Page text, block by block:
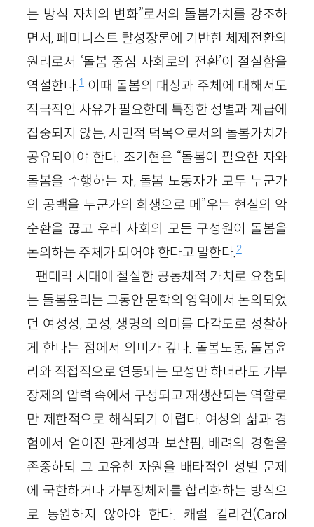
는 방식 자체의 변화”로서의 돌봄가치를 강조하
면서, 페미니스트 탈성장론에 기반한 체제전환의
원리로서 ‘돌봄 중심 사회로의 전환’이 절실함을
역설한다.1이때 돌봄의 대상과 주체에 대해서도
적극적인 사유가 필요한데 특정한 성별과 계급에
집중되지 않는, 시민적 덕목으로서의 돌봄가치가
공유되어야 한다. 조기현은 “돌봄이 필요한 자와
돌봄을 수행하는 자, 돌봄 노동자가 모두 누군가
의 공백을 누군가의 희생으로 메”우는 현실의 악
순환을 끊고 우리 사회의 모든 구성원이 돌봄을
논의하는 주체가 되어야 한다고 말한다.2
팬데믹 시대에 절실한 공동체적 가치로 요청되
는 돌봄윤리는 그동안 문학의 영역에서 논의되었
던 여성성, 모성, 생명의 의미를 다각도로 성찰하
게 한다는 점에서 의미가 깊다. 돌봄노동, 돌봄윤
리와 직접적으로 연동되는 모성만 하더라도 가부
장제의 압력 속에서 구성되고 재생산되는 역할로
만 제한적으로 해석되기 어렵다. 여성의 삶과 경
험에서 얻어진 관계성과 보살핌, 배려의 경험을
존중하되 그 고유한 자원을 배타적인 성별 문제
에 국한하거나 가부장체제를 합리화하는 방식으
로 동원하지 않아야 한다. 캐럴 길리건(Carol